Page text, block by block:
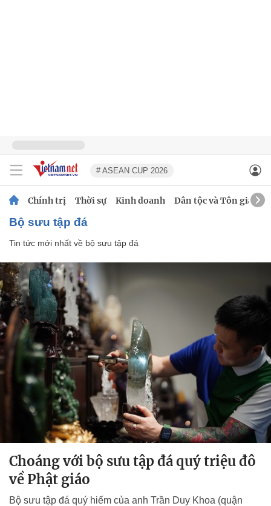
# ASEAN CUP 2026
Chính trị Thời sự Kinh doanh Dân tộc và Tôn giáo
bộ sưu tập đá
Tin tức mới nhất về bộ sưu tập đá
Choáng với bộ sưu tập đá quý triệu đô
về Phật giáo
Bộ sưu tập đá quý hiếm của anh Trần Duy Khoa (quận